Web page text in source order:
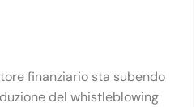
finanziario sta subendo
del whistleblowing